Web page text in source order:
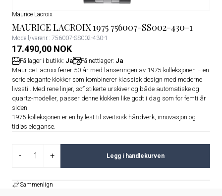
Maurice Lacroix
MAURICE LACROIX 1975 756007-SS002-430-1
Modell/varenr.: 756007-SS002-430-1
17.490,00 NOK
På lager i butikk: Ja På nettlager: Ja
Maurice Lacroix feirer 50 år med lanseringen av 1975-kolleksjonen – en
serie elegante klokker som kombinerer klassisk design med moderne
livsstil. Med rene linjer, sofistikerte urskiver og både automatiske og
quartz-modeller, passer denne klokken like godt i dag som for femti år
siden.
1975-kolleksjonen er en hyllest til sveitsisk håndverk, innovasjon og
tidløs eleganse.
- + Legg i handlekurven
Sammenlign